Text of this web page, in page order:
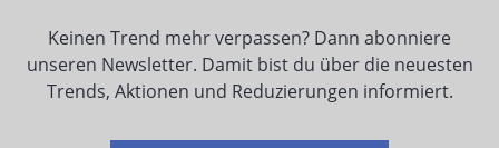
Keinen Trend mehr verpassen? Dann abonniere
unseren Newsletter. Damit bist du über die neuesten
Trends, Aktionen und Reduzierungen informiert.